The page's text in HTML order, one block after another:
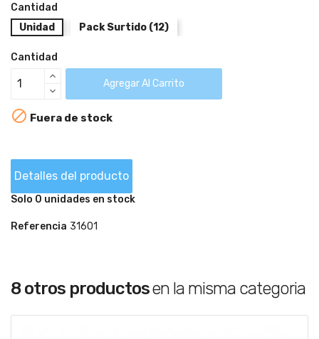
Cantidad
Unidad
Pack Surtido (12)
Cantidad
Agregar Al Carrito
 Fuera de stock
Detalles del producto
Solo 0 unidades en stock
Referencia 31601
8 otros productosen la misma categoria